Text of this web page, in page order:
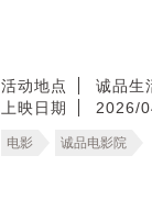
活动地点
诚品生
上映日期
2026/
电影 诚品电影院